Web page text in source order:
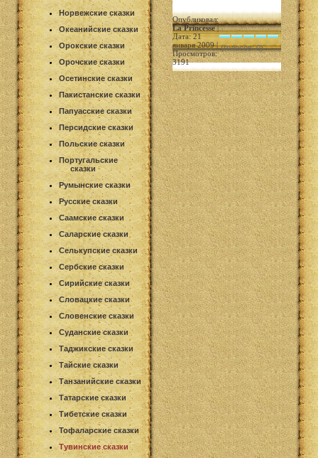
Норвежские сказки
Океанийские сказки
Орокские сказки
Орочские сказки
Осетинские сказки
Пакистанские сказки
Папуасские сказки
Персидские сказки
Польские сказки
Португальские
сказки
Румынские сказки
Русские сказки
Саамские сказки
Саларские сказки
Селькупские сказки
Сербские сказки
Сирийские сказки
Словацкие сказки
Словенские сказки
Суданские сказки
Таджикские сказки
Тайские сказки
Танзанийские сказки
Татарские сказки
Тибетские сказки
Тофаларские сказки
Тувинские сказки
Опубликовал:
La Princesse|
Дата: 21
января 2009 |
Просмотров:
3191
(голосов: 0)